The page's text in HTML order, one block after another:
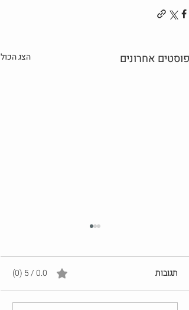
פוסטים אחרונים הצג הכול
תגובות 0.0 / 5 ‏(0)